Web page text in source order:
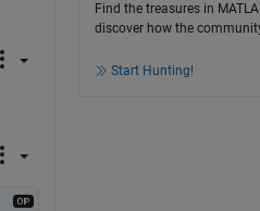
Find the treasures in
discover how the
Start Hunting!